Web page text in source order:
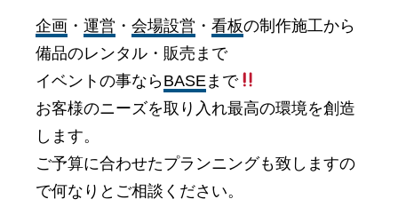
企画 ・運営 ・会場設営 ・看板の制作施工から
備品のレンタル・販売まで
イベントの事ならBASE まで
お客様のニーズを取り入れ最高の環境を創造
します。
ご予算に合わせたプランニングも致しますの
で何なりとご相談ください。